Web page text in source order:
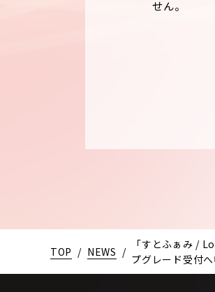
せん。
TOP / NEWS /
「すとふぁみ /
プグレード受付